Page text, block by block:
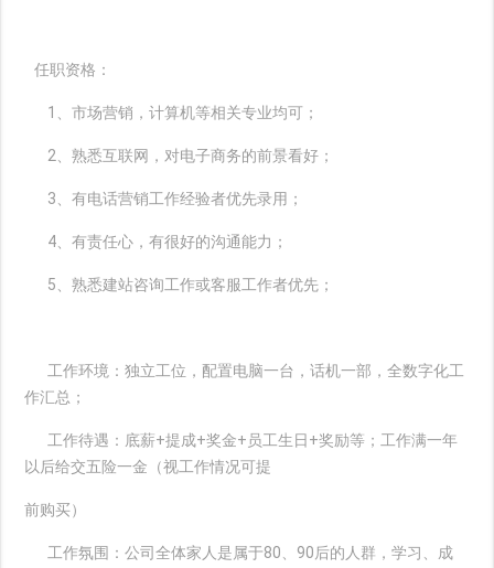
任职资格：
1、市场营销，计算机等相关专业均可；
2、熟悉互联网，对电子商务的前景看好；
3、有电话营销工作经验者优先录用；
4、有责任心，有很好的沟通能力；
5、熟悉建站咨询工作或客服工作者优先；
工作环境：独立工位，配置电脑一台，话机一部，全数字化工
作汇总；
工作待遇：底薪+提成+奖金+员工生日+奖励等；工作满一年
以后给交五险一金（视工作情况可提
前购买）
工作氛围：公司全体家人是属于80、90后的人群，学习、成